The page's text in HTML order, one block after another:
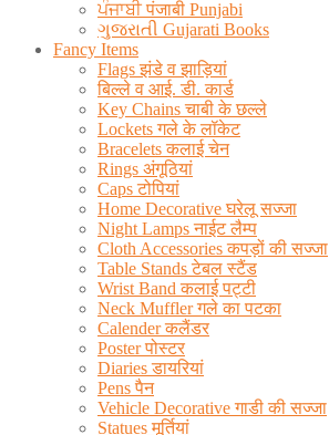
ਪੰਜਾਬੀ पंजाबी Punjabi
ગુજરાતી Gujarati Books
Fancy Items
Flags झंडे व झाड़ियां
बिल्ले व आई. डी. कार्ड
Key Chains चाबी के छल्ले
Lockets गले के लॉकेट
Bracelets कलाई चेन
Rings अंगूठियां
Caps टोपियां
Home Decorative घरेलू सज्जा
Night Lamps नाईट लैम्प
Cloth Accessories कपड़ों की सज्जा
Table Stands टेबल स्टैंड
Wrist Band कलाई पट्टी
Neck Muffler गले का पटका
Calender कलैंडर
Poster पोस्टर
Diaries डायरियां
Pens पैन
Vehicle Decorative गाडी की सज्जा
Statues मूर्तियां